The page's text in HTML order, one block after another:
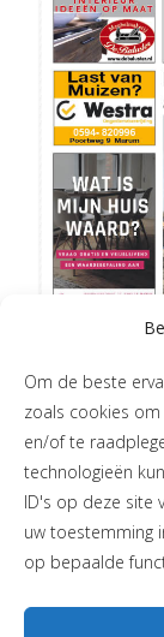
Om de beste
zoals cookies
en/of te
technologieën
ID's op deze site
uw toestemming
op bepaalde